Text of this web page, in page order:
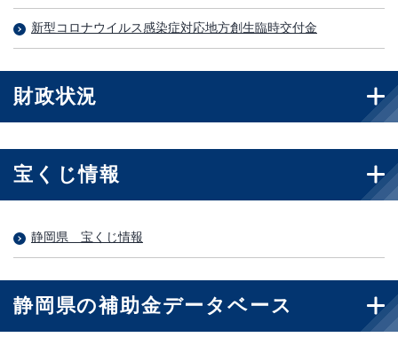
新型コロナウイルス感染症対応地方創生臨時交付金
財政状況
宝くじ情報
静岡県 宝くじ情報
静岡県の補助金データベース